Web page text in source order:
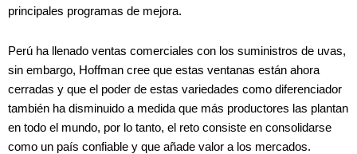
principales programas de mejora.
Perú ha llenado ventas comerciales con los suministros de uvas,
sin embargo, Hoffman cree que estas ventanas están ahora
cerradas y que el poder de estas variedades como diferenciador
también ha disminuido a medida que más productores las plantan
en todo el mundo, por lo tanto, el reto consiste en consolidarse
como un país confiable y que añade valor a los mercados.